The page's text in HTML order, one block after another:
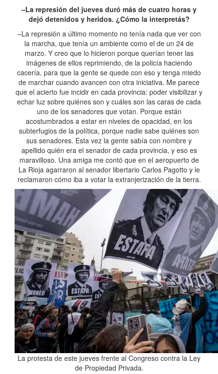
–La represión del jueves duró más de cuatro horas y
dejó detenidos y heridos. ¿Cómo la interpretás?
–La represión a último momento no tenía nada que ver con
la marcha, que tenía un ambiente como el de un 24 de
marzo. Y creo que lo hicieron porque querían tener las
imágenes de ellos reprimiendo, de la policía haciendo
cacería, para que la gente se quede con eso y tenga miedo
de marchar cuando avancen con otra iniciativa. Me parece
que el acierto fue incidir en cada provincia: poder visibilizar y
echar luz sobre quiénes son y cuáles son las caras de cada
uno de los senadores que votan. Porque están
acostumbrados a estar en niveles de opacidad, en los
subterfugios de la política, porque nadie sabe quiénes son
sus senadores. Esta vez la gente sabía con nombre y
apellido quién era el senador de cada provincia, y eso es
maravilloso. Una amiga me contó que en el aeropuerto de
La Rioja agarraron al senador libertario Carlos Pagotto y le
reclamaron cómo iba a votar la extranjerización de la tierra.
La protesta de este jueves frente al Congreso contra la Ley
de Propiedad Privada.